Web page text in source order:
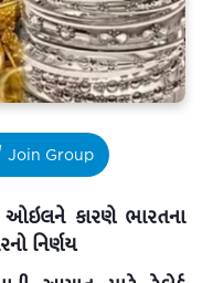
Join Group
ઓઇલને કારણે ભારતના
નિર્ણય